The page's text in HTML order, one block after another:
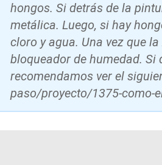
hongos. Si detrás de la
metálica. Luego, si hay
cloro y agua. Una vez que
bloqueador de humedad. Si
recomendamos ver el
paso/proyecto/1375-como-